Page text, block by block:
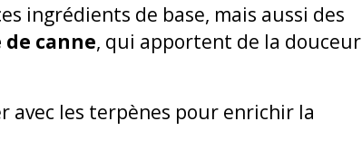
ingrédients de base, mais aussi des
canne, qui apportent de la douceur
avec les terpènes pour enrichir la